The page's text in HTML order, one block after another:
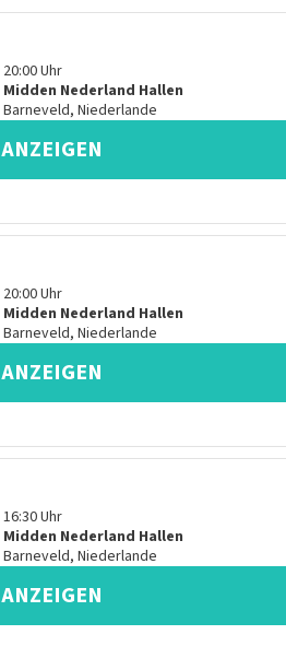
20:00Uhr
Midden Nederland Hallen
Barneveld, Niederlande
20:00Uhr
Midden Nederland Hallen
Barneveld, Niederlande
16:30Uhr
Midden Nederland Hallen
Barneveld, Niederlande